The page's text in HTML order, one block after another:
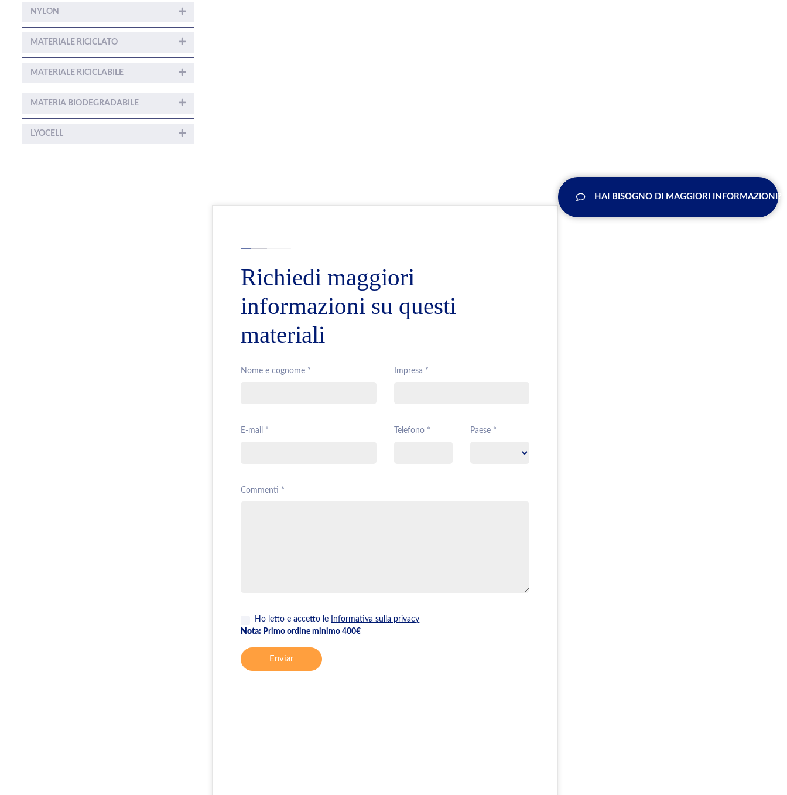
NYLON
MATERIALE RICICLATO
MATERIALE RICICLABILE
MATERIA BIODEGRADABILE
LYOCELL
HAI BISOGNO DI MAGGIORI INFORMAZIONI?
Richiedi maggiori
informazioni su questi
materiali
Nome e cognome * Impresa *
E-mail * Telefono * Paese *
Commenti *
Ho letto e accetto le
Informativa sulla privacy
Nota: Primo ordine minimo 400€
Enviar